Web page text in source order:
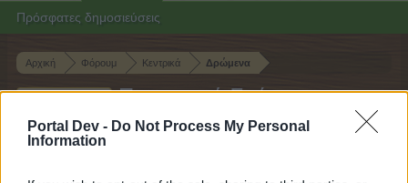
Portal Dev - Do Not Process My Personal
Information
Αρχική Φόρουμ Κεντρικά Δρώμενα
Mini-Event Προσφορά Σούπερ
Λιπασμάτων
Πρόσφατες δημοσιεύσεις